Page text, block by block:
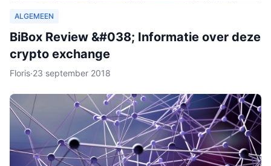
ALGEMEEN
BiBox Review &#038; Informatie over deze
crypto exchange
Floris·23 september 2018